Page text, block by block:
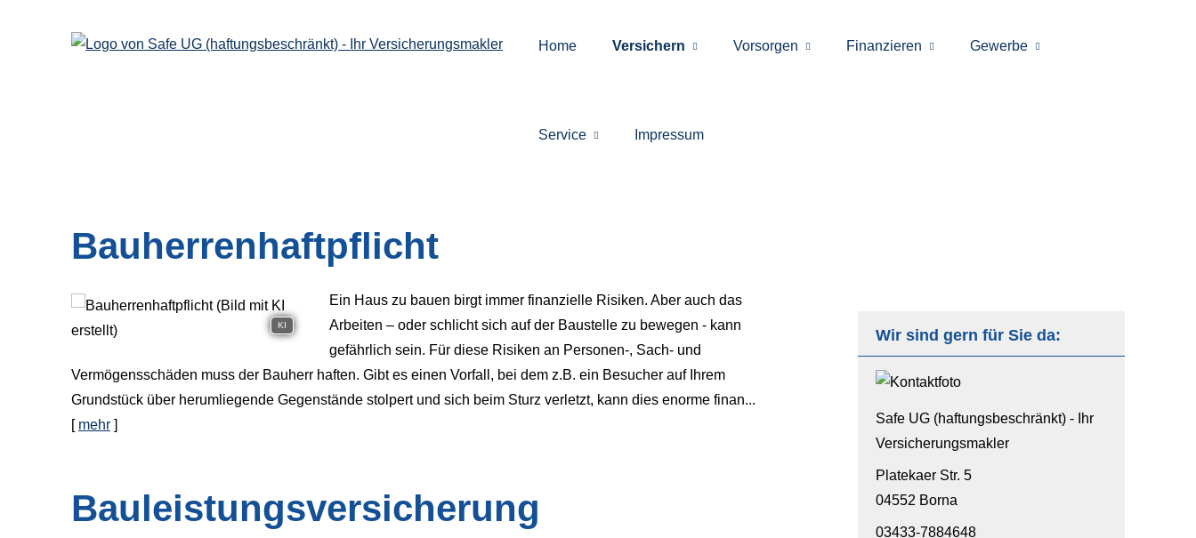
Home Versichern Vorsorgen Finanzieren Gewerbe
Service Impressum
Wir sind gern für Sie da:
Safe UG (haftungsbeschränkt) - Ihr
Ver­sicherungs­makler
Platekaer Str. 5
04552 Borna
03433-7884648
Bau­herren­haft­pflicht
KI
Ein Haus zu bauen birgt immer finanzielle Risiken. Aber auch das
Arbeiten – oder schlicht sich auf der Baustelle zu bewegen - kann
gefährlich sein. Für diese Risiken an Per­sonen-, Sach- und
Vermögensschäden muss der Bauherr haften. Gibt es einen Vorfall, bei dem z.B. ein Besucher auf Ihrem
Grundstück über herumliegende Gegenstände stolpert und sich beim Sturz verletzt, kann dies enorme finan...
[ mehr ]
Bauleistungsversicherung